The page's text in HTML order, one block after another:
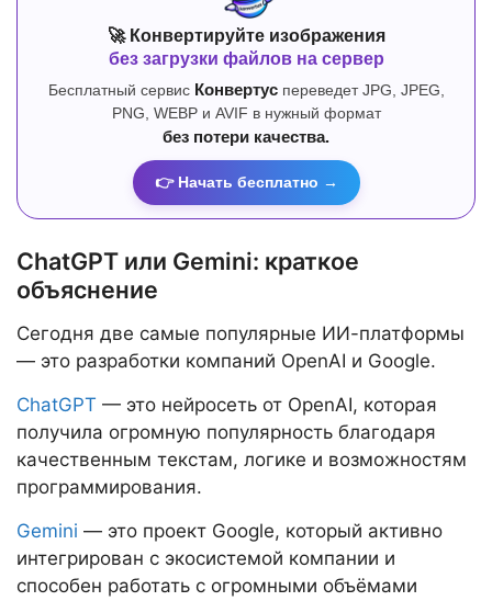
🚀 Конвертируйте изображения
без загрузки файлов на сервер
Бесплатный сервис Конвертуспереведет JPG, JPEG,
PNG, WEBP и AVIF в нужный формат
без потери качества.
👉 Начать бесплатно →
ChatGPT или Gemini: краткое
объяснение
Сегодня две самые популярные ИИ-платформы
— это разработки компаний OpenAI и Google.
ChatGPT — это нейросеть от OpenAI, которая
получила огромную популярность благодаря
качественным текстам, логике и возможностям
программирования.
Gemini — это проект Google, который активно
интегрирован с экосистемой компании и
способен работать с огромными объёмами